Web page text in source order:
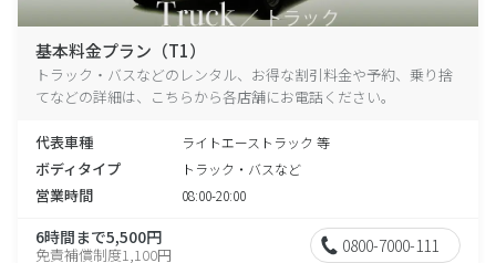
基本料金プラン（T1）
トラック・バスなどのレンタル、お得な割引料金や予約、乗り捨
てなどの詳細は、こちらから各店舗にお電話ください。
代表車種 ライトエーストラック 等
ボディタイプ トラック・バスなど
営業時間 08:00-20:00
6時間まで5,500円
免責補償制度1,100円 0800-7000-111